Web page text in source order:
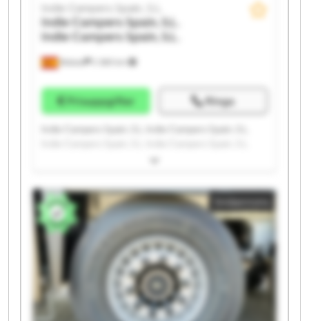
Bizkaia
Indie Campers Spain, S.L.
Indie Campers Spain, S.L.
Indie Campers Spain, S.L.
Prisuppgifter Ringa
Indie Campers Spain, S.L. Indie Campers Spain, S.L.
Indie Campers Spain, S.L. Indie Campers Spain, S.L.
Indie Campers Spain, S.L. Indie Campers Spain, S.L.
Indie Campers Spain, S.L. Indie Campers Spain, S.L.
Indie Campers Spain, S.L. Indie Campers Spain, S.L.
Indie Campers Spain, S.L. Indie Campers Spain, S.L.
Indie Campers Spain, S.L. Indie Campers Spain, S.L.
Indie Campers Spain, S.L. Indie Campers Spain, S.L.
Småannons